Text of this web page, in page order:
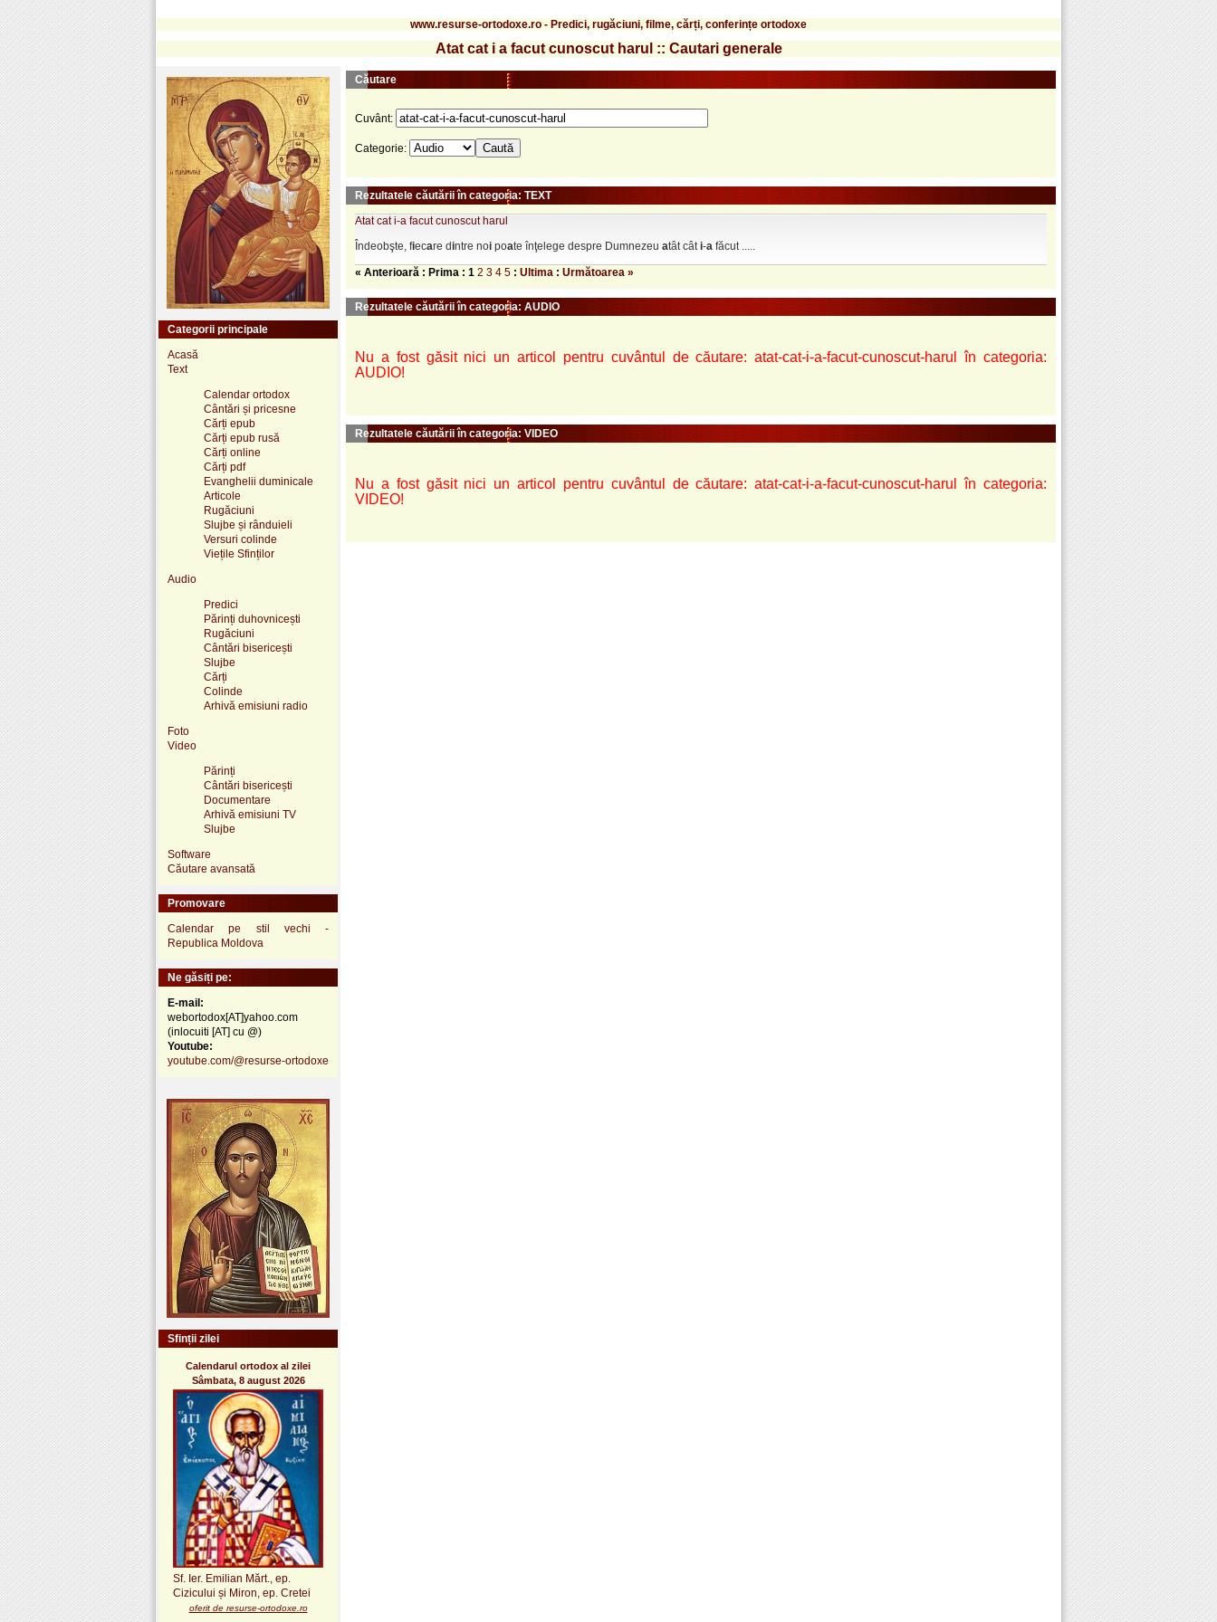
www.resurse-ortodoxe.ro - Predici, rugăciuni, filme, cărți, conferințe ortodoxe
Atat cat i a facut cunoscut harul :: Cautari generale
Categorii principale
Acasă
Text
Calendar ortodox
Cântări și pricesne
Cărți epub
Cărți epub rusă
Cărți online
Cărți pdf
Evanghelii duminicale
Articole
Rugăciuni
Slujbe și rânduieli
Versuri colinde
Viețile Sfinților
Audio
Predici
Părinți duhovnicești
Rugăciuni
Cântări bisericești
Slujbe
Cărți
Colinde
Arhivă emisiuni radio
Foto
Video
Părinți
Cântări bisericești
Documentare
Arhivă emisiuni TV
Slujbe
Software
Căutare avansată
Promovare
Calendar pe stil vechi -
Republica Moldova
Ne găsiți pe:
E-mail:
webortodox[AT]yahoo.com
(inlocuiti [AT] cu @)
Youtube:
youtube.com/@resurse-ortodoxe
Căutare
Cuvânt:
Categorie:
Rezultatele căutării în categoria: TEXT
Atat cat i-a facut cunoscut harul
Îndeobşte, fiecare dintre noi poate înţelege despre Dumnezeu atât câti-a făcut .....
« Anterioară : Prima : 1 2 3 4 5 : Ultima : Următoarea »
Rezultatele căutării în categoria: AUDIO
Nu a fost găsit nici un articol pentru cuvântul de căutare: atat-cat-i-a-facut-cunoscut-harul în categoria:
AUDIO!
Rezultatele căutării în categoria: VIDEO
Nu a fost găsit nici un articol pentru cuvântul de căutare: atat-cat-i-a-facut-cunoscut-harul în categoria:
VIDEO!
Sfinții zilei
Calendarul ortodox al zilei
Sâmbata, 8 august 2026
Sf. Ier. Emilian Mărt., ep.
Cizicului și Miron, ep. Cretei
oferit de resurse-ortodoxe.ro